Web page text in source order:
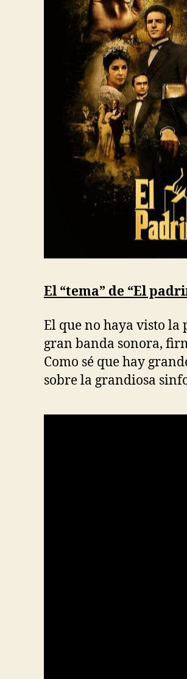
El “tema” de “El
El que no haya visto la
gran banda sonora,
Como sé que hay
sobre la grandiosa